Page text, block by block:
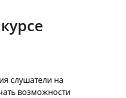
слушатели на
возможности